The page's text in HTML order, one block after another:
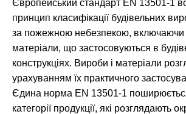
Європейський стандарт EN 13501-1
принцип класифікації будівельних
за пожежною небезпекою, включаючи
матеріали, що застосовуються в
конструкціях. Вироби і матеріали
урахуванням їх практичного
Єдина норма EN 13501-1
категорії продукції, які розглядають